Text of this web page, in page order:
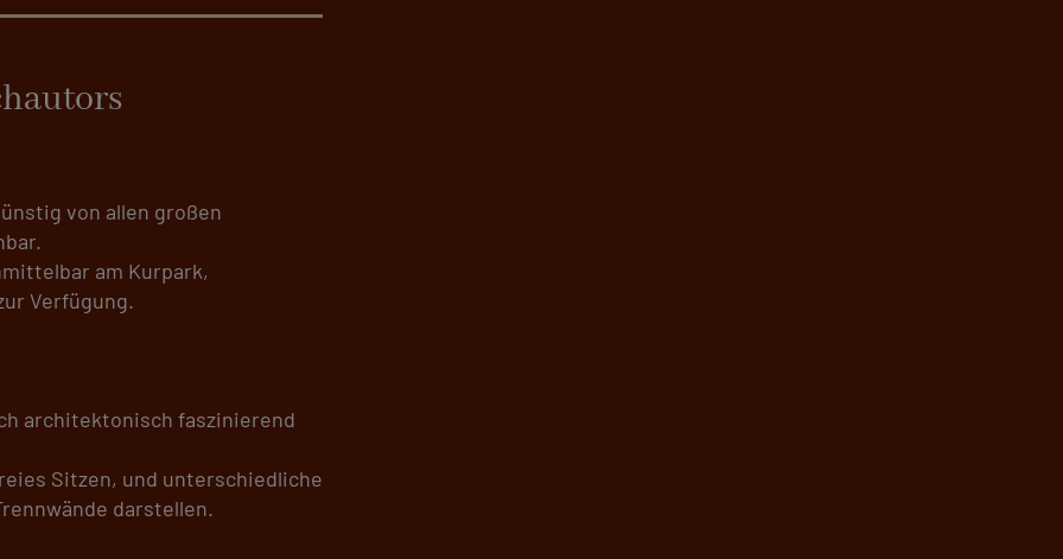
von allen großen
am Kurpark,
Verfügung.
architektonisch faszinierend
Sitzen, und unterschiedliche
darstellen.